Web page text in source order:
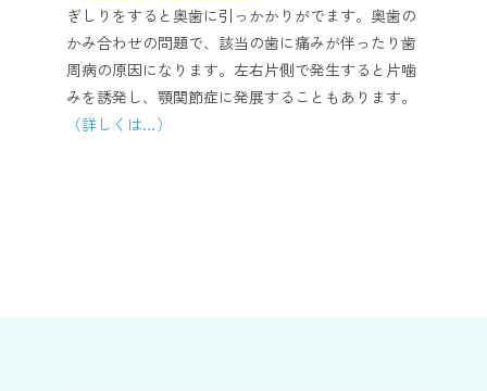
ぎしりをすると奥歯に引っかかりがでます。奥歯の
かみ合わせの問題で、該当の歯に痛みが伴ったり歯
周病の原因になります。左右片側で発生すると片噛
みを誘発し、顎関節症に発展することもあります。
（詳しくは…）